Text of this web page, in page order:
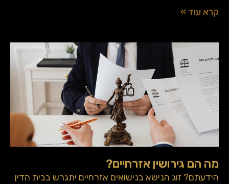
קרא עוד »
מה הם גירושין אזרחיים?
הידעתם? זוג הנישא בנישואים אזרחיים יתגרש בבית הדין